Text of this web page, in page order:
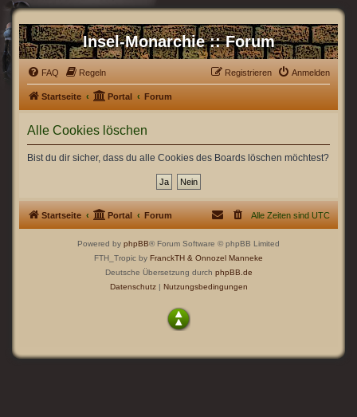
Insel-Monarchie :: Forum
FAQ Regeln Anmelden
Registrieren
Startseite Portal Forum
Alle Cookies löschen
Bist du dir sicher, dass du alle Cookies des Boards löschen möchtest?
Startseite Portal Forum Alle Zeiten sind UTC
Powered by phpBB® Forum Software © phpBB Limited
FTH_Tropic by FranckTH & Onnozel Manneke
Deutsche Übersetzung durch phpBB.de
Datenschutz| Nutzungsbedingungen